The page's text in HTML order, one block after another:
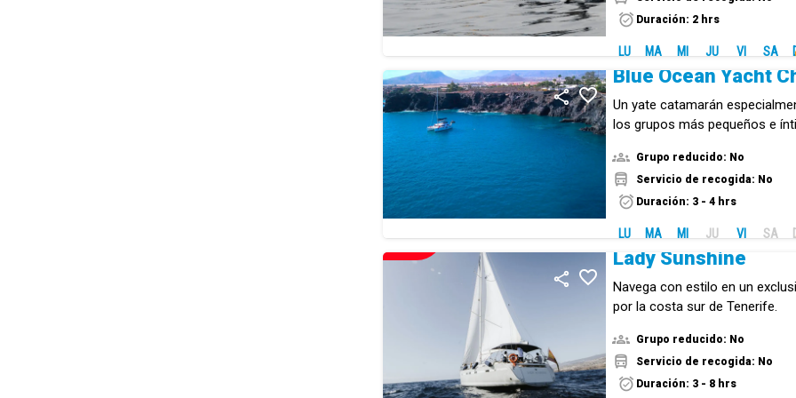
Duración: 2 hrs
LU MA MI JU VI SA
Blue Ocean Yacht
Un yate catamarán
los grupos más pequeños e
Grupo reducido: No
Servicio de recogida: No
Duración: 3 - 4 hrs
LU MA MI JU VI SA
Lady Sunshine
Navega con estilo en un
por la costa sur de Tenerife.
Grupo reducido: No
Servicio de recogida: No
Duración: 3 - 8 hrs